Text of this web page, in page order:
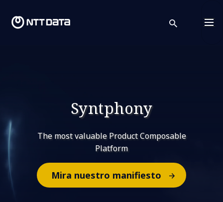
search
Syntphony
The most valuable Product Composable
Platform
Mira nuestro manifiesto